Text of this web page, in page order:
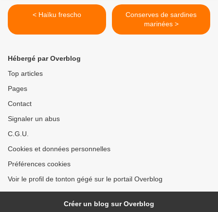
< Haïku frescho
Conserves de sardines
marinées >
Hébergé par Overblog
Top articles
Pages
Contact
Signaler un abus
C.G.U.
Cookies et données personnelles
Préférences cookies
Voir le profil de tonton gégé sur le portail Overblog
Créer un blog sur Overblog